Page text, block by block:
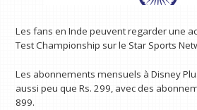
Les fans en Inde peuvent regarder une
Test Championship sur le Star Sports
Les abonnements mensuels à Disney
aussi peu que Rs. 299, avec des
899.